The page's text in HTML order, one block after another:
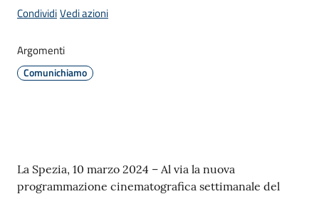
f
i
CondividiVedi azioni
Argomenti
Comunichiamo
Contenuto
La Spezia, 10 marzo 2024 – Al via la nuova
programmazione cinematografica settimanale del